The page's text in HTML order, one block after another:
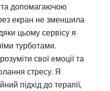
допомагаючою
екран не зменшила
цьому сервісу я
турботами.
свої емоції та
стресу. Я
підхід до терапії,